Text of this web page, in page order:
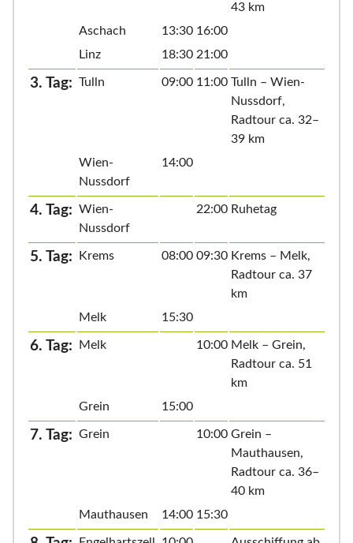
43 km
Aschach
13:30 16:00
Linz
18:30 21:00
3. Tag: Tulln 09:00 11:00 Tulln – Wien-
Nussdorf,
Radtour ca. 32–
39 km
Wien-
Nussdorf
14:00
4. Tag: Wien-
Nussdorf
22:00 Ruhetag
5. Tag: Krems 08:00 09:30 Krems – Melk,
Radtour ca. 37
km
Melk
15:30
6. Tag: Melk 10:00 Melk – Grein,
Radtour ca. 51
km
Grein
15:00
7. Tag: Grein 10:00 Grein –
Mauthausen,
Radtour ca. 36–
40 km
Mauthausen
14:00 15:30